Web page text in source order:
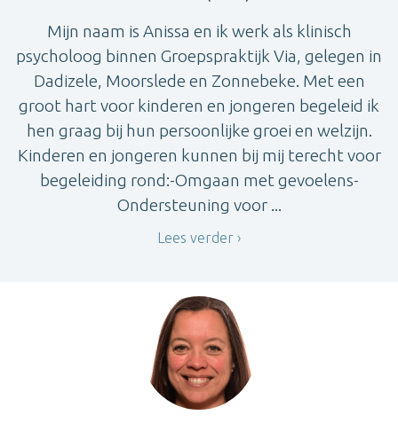
Mijn naam is Anissa en ik werk als klinisch
psycholoog binnen Groepspraktijk Via, gelegen in
Dadizele, Moorslede en Zonnebeke. Met een
groot hart voor kinderen en jongeren begeleid ik
hen graag bij hun persoonlijke groei en welzijn.
Kinderen en jongeren kunnen bij mij terecht voor
begeleiding rond:-Omgaan met gevoelens-
Ondersteuning voor ...
Lees verder